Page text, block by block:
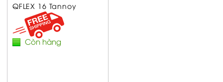
QFLEX 16 Tannoy
Còn hàng